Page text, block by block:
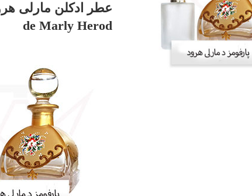
برای بزرگنمایی کلیک کنید
de Marly Herod